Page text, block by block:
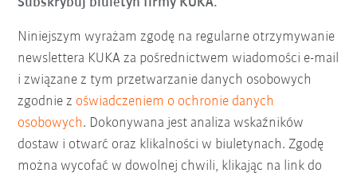
Niniejszym wyrażam zgodę na regularne otrzymywanie
newslettera KUKA za pośrednictwem wiadomości e-mail
i związane z tym przetwarzanie danych osobowych
zgodnie z oświadczeniem o ochronie danych
osobowych. Dokonywana jest analiza wskaźników
dostaw i otwarć oraz klikalności w biuletynach. Zgodę
można wycofać w dowolnej chwili, klikając na link do